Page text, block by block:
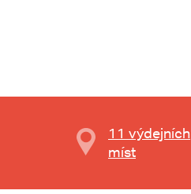
11 výdejních
míst